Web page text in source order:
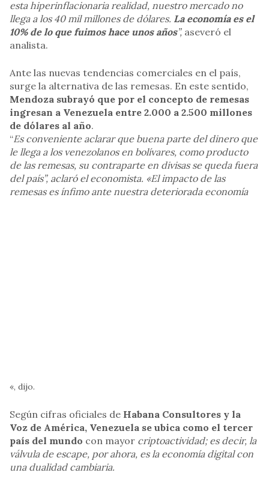
esta hiperinflacionaria realidad, nuestro mercado no
llega a los 40 mil millones de dólares. La economía es el
10% de lo que fuimos hace unos años”, aseveró el
analista.
Ante las nuevas tendencias comerciales en el país,
surge la alternativa de las remesas. En este sentido,
Mendoza subrayó que por el concepto de remesas
ingresan a Venezuela entre 2.000 a 2.500 millones
de dólares al año.
“Es conveniente aclarar que buena parte del dinero que
le llega a los venezolanos en bolívares, como producto
de las remesas, su contraparte en divisas se queda fuera
del país”, aclaró el economista. «El impacto de las
remesas es ínfimo ante nuestra deteriorada economía
«, dijo.
Según cifras oficiales de Habana Consultores y la
Voz de América, Venezuela se ubica como el tercer
país del mundo con mayor criptoactividad; es decir, la
válvula de escape, por ahora, es la economía digital con
una dualidad cambiaria.